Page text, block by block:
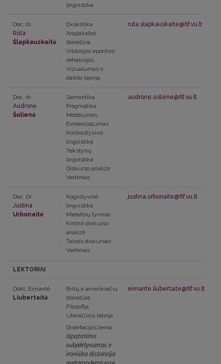
lingvistika
Doc. dr.
Rūta
Šlapkauskaitė
Ekokritika
Anglakalbė
literatūra
Viktorijos epochos
refrakcijos
Vizualumas ir
daikto teorija
ruta.slapkauskaite@flf.vu.lt
Doc. dr.
Audronė
Šolienė
Semantika
Pragmatika
Modalumas
Evidencialumas
Kontrastyvinė
lingvistika
Tekstynų
lingvistika
Diskurso analizė
Vertimas
audrone.soliene@flf.vu.lt
Doc. Dr.
Justina
Urbonaitė
Kognityvinė
lingvistika
Metaforų tyrimai
Kritinė diskurso
analizė
Teisės diskursas
Vertimas
justina.urbonaite@flf.vu.lt
LEKTORIAI
Dokt. Eimantė
Liubertaitė
Britų ir amerikiečių
literatūra
Filosofija
Literatūros teorija
Disertacijos tema:
Išpažintinis
subjektyvumas ir
ironiška distancija
eimante.liubertaite@flf.vu.lt